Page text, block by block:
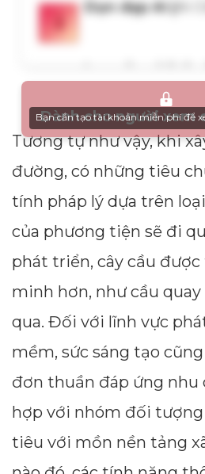
Dành cho người xem
Bạn cần tạo tài khoản miễn phí để
Tương tự như vậy, khi
đường, có những tiêu
tính pháp lý dựa trên
của phương tiện sẽ đi
phát triển, cây cầu
minh hơn, như cầu
qua. Đối với lĩnh vực
mềm, sức sáng tạo
đơn thuần đáp ứng nhu
hợp với nhóm đối
tiêu với mồn nền tảng